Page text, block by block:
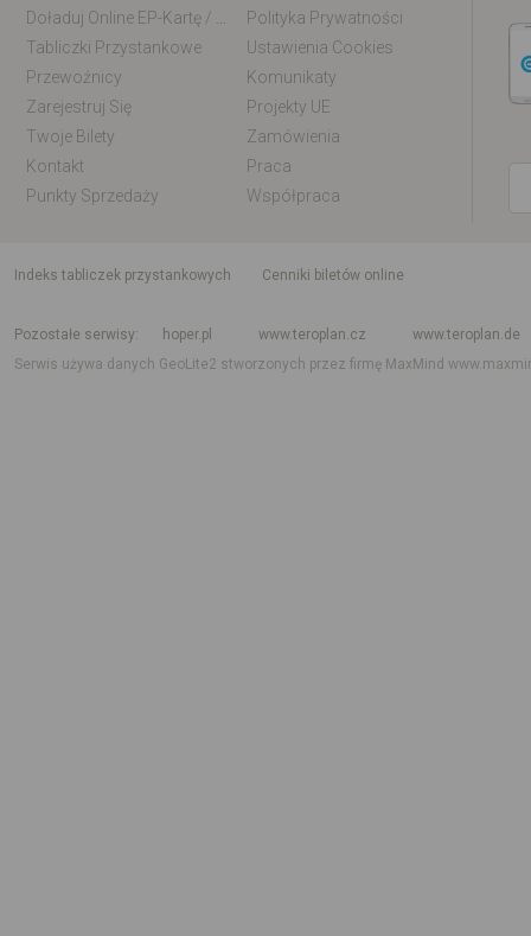
Polityka Prywatności
Tabliczki Przystankowe
Ustawienia Cookies
Przewoźnicy
Komunikaty
Zarejestruj Się
Projekty UE
Twoje Bilety
Zamówienia
Kontakt
Praca
Punkty Sprzedaży
Współpraca
indeks tabliczek przystankowych
Cenniki biletów online
Pozostałe serwisy
hoper.pl www.teroplan.cz
www.teroplan.de
Serwis używa danych GeoLite2 stworzonych przez firmę MaxMind